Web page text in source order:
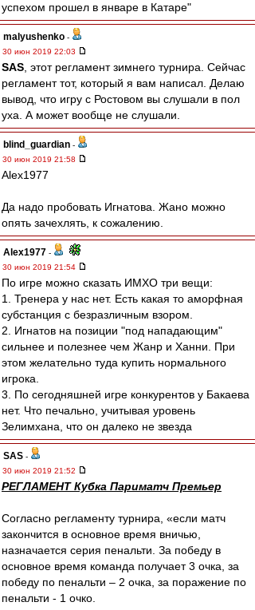
успехом прошел в январе в Катаре"
malyushenko -
30 июн 2019 22:03
SAS , этот регламент зимнего турнира. Сейчас
регламент тот, который я вам написал. Делаю
вывод, что игру с Ростовом вы слушали в пол
уха. А может вообще не слушали.
blind_guardian -
30 июн 2019 21:58
Alex1977
Да надо пробовать Игнатова. Жано можно
опять зачехлять, к сожалению.
Alex1977 -
30 июн 2019 21:54
По игре можно сказать ИМХО три вещи:
1. Тренера у нас нет. Есть какая то аморфная
субстанция с безразличным взором.
2. Игнатов на позиции "под нападающим"
сильнее и полезнее чем Жанр и Ханни. При
этом желательно туда купить нормального
игрока.
3. По сегодняшней игре конкурентов у Бакаева
нет. Что печально, учитывая уровень
Зелимхана, что он далеко не звезда
SAS -
30 июн 2019 21:52
РЕГЛАМЕНТ Кубка Париматч Премьер
Согласно регламенту турнира, «если матч
закончится в основное время вничью,
назначается серия пенальти. За победу в
основное время команда получает 3 очка, за
победу по пенальти – 2 очка, за поражение по
пенальти - 1 очко.